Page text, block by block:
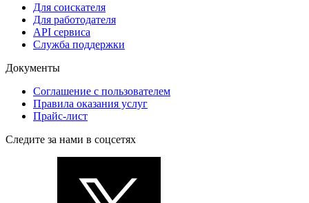
Для соискателя
Для работодателя
API сервиса
Служба поддержки
Документы
Соглашение с пользователем
Правила оказания услуг
Прайс-лист
Следите за нами в соцсетях